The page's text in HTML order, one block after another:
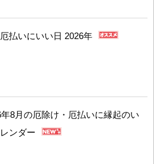
払いにいい日 2026年
8月の厄除け・厄払いに縁起のい
ンダー